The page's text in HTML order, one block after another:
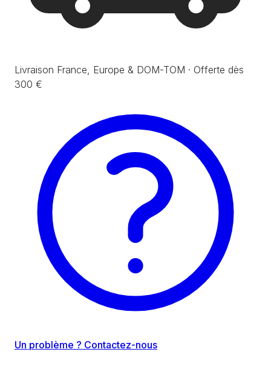
Livraison France, Europe & DOM-TOM · Offerte dès
300 €
Un problème ? Contactez-nous